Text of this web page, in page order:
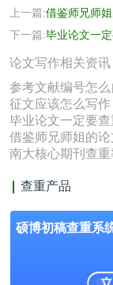
上一篇:借鉴师兄师
下一篇:毕业论文一
论文写作相关资讯
参考文献编号怎
征文应该怎么写作
毕业论文一定要查
借鉴师兄师姐的论
南大核心期刊查
查重产品
硕博初稿查重系